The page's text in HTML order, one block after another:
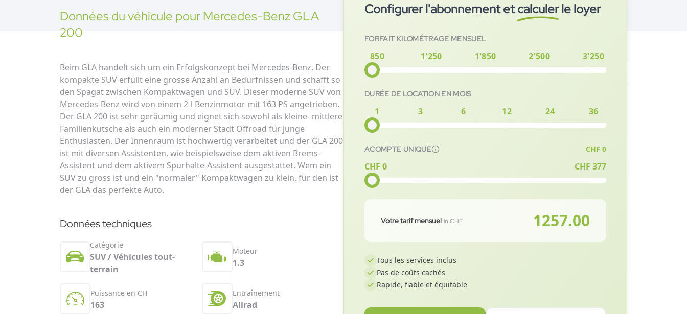
Données du véhicule pourMercedes-BenzGLA
200
Beim GLA handelt sich um ein Erfolgskonzept bei Mercedes-Benz. Der
kompakte SUV erfüllt eine grosse Anzahl an Bedürfnissen und schafft so
den Spagat zwischen Kompaktwagen und SUV. Dieser moderne SUV von
Mercedes-Benz wird von einem 2-l Benzinmotor mit 163 PS angetrieben.
Der GLA 200 ist sehr geräumig und eignet sich sowohl als kleine- mittlere
Familienkutsche als auch ein moderner Stadt Offroad für junge
Enthusiasten. Der Innenraum ist hochwertig verarbeitet und der GLA 200
ist mit diversen Assistenten, wie beispielsweise dem aktiven Brems-
Assistent und dem aktivem Spurhalte-Assistent ausgestattet. Wem ein
SUV zu gross ist und ein "normaler" Kompaktwagen zu klein, für den ist
der GLA das perfekte Auto.
Données techniques
Catégorie
SUV / Véhicules tout-
terrain
Moteur
1.3
Puissance en CH
163
Entraînement
Allrad
Configurer l'abonnement etcalculerle loyer
FORFAIT KILOMÉTRAGE MENSUEL
850 1'250 1'850 2'500 3'250
DURÉE DE LOCATION EN MOIS
1 3 6 12 24 36
ACOMPTE UNIQUE CHF 0
CHF 0 CHF 377
Votre tarif mensuel in CHF 1257.00
Tous les services inclus
Pas de coûts cachés
Rapide, fiable et équitable